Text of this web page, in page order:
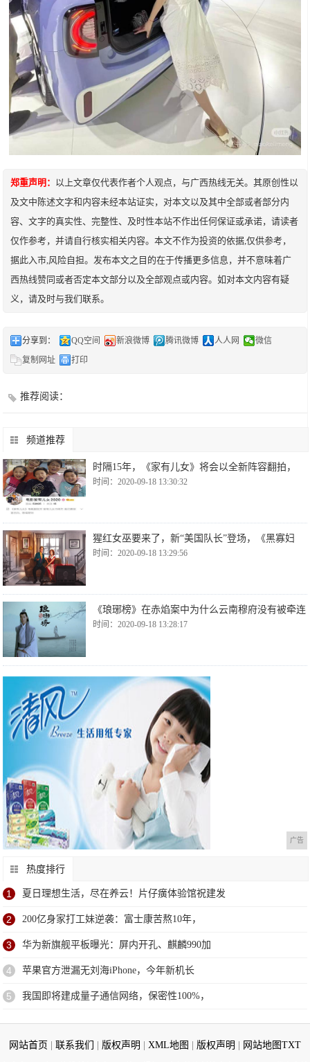
郑重声明： 以上文章仅代表作者个人观点，与广西热线无关。其原创性以
及文中陈述文字和内容未经本站证实，对本文以及其中全部或者部分内
容、文字的真实性、完整性、及时性本站不作出任何保证或承诺，请读者
仅作参考，并请自行核实相关内容。本文不作为投资的依据,仅供参考，
据此入市,风险自担。发布本文之目的在于传播更多信息，并不意味着广
西热线赞同或者否定本文部分以及全部观点或内容。如对本文内容有疑
义，请及时与我们联系。
分享到： QQ空间 新浪微博 腾讯微博 人人网
微信
复制网址
打印
推荐阅读：
频道推荐
时隔15年，《家有儿女》将会以全新阵容翻拍，
时间：2020-09-18 13:30:32
猩红女巫要来了，新“美国队长”登场，《黑寡妇
时间：2020-09-18 13:29:56
《琅琊榜》在赤焰案中为什么云南穆府没有被牵连
时间：2020-09-18 13:28:17
广告
热度排行
1 夏日理想生活，尽在养云！片仔癀体验馆祝建发
2 200亿身家打工妹逆袭：富士康苦熬10年，
3 华为新旗舰平板曝光：屏内开孔、麒麟990加
4 苹果官方泄漏无刘海iPhone，今年新机长
5 我国即将建成量子通信网络，保密性100%，
网站首页 联系我们 版权声明 XML地图 版权声明 网站地图TXT